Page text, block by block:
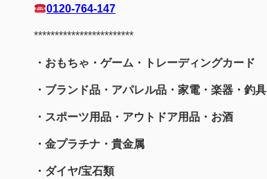
0120-764-147
************************
・おもちゃ・ゲーム・トレーディングカード
・ブランド品・アパレル品・家電・楽器・釣具
・スポーツ用品 ・アウトドア用品・お酒
・金プラチナ・貴金属
・ ダイヤ/宝石類